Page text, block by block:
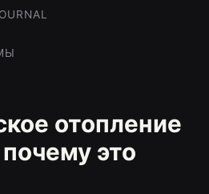
отопление
это